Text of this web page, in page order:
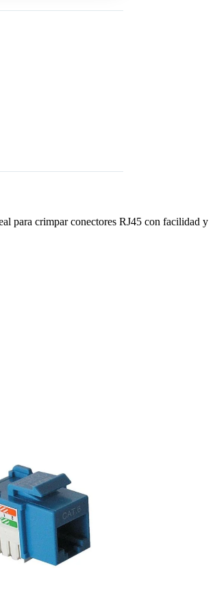
para crimpar conectores RJ45 con facilidad y